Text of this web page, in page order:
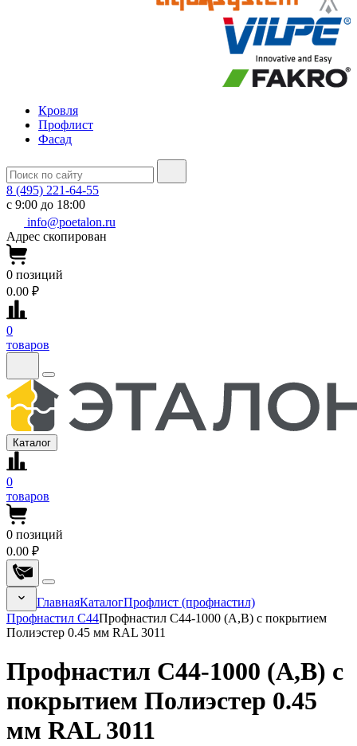
Кровля
Профлист
Фасад
8 (495) 221-64-55
с 9:00 до 18:00
info@poetalon.ru
Адрес скопирован
0 позиций
0.00 ₽
0
товаров
Каталог
0
товаров
0 позиций
0.00 ₽
ГлавнаяКаталогПрофлист (профнастил)
Профнастил С44Профнастил С44-1000 (A,B) с покрытием
Полиэстер 0.45 мм RAL 3011
Профнастил С44-1000 (A,B) с
покрытием Полиэстер 0.45
мм RAL 3011